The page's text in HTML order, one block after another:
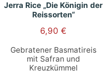
Jerra Rice „Die Königin der
Reissorten“
6,90€
Gebratener Basmatireis
mit Safran und
Kreuzkümmel